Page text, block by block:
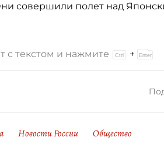
совершили полет над
текстом и нажмите +
Новости России Общество